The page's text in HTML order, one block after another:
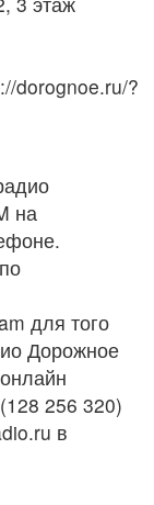
dorognoe.ru/?
на
для того
Дорожное
256 320)
в